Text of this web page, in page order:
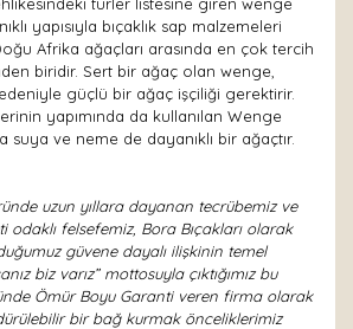
yapısıyla bıçaklık sap malzemeleri
Afrika ağaçları arasında en çok tercih
biridir. Sert bir ağaç olan wenge,
güçlü bir ağaç işçiliği gerektirir.
yapımında da kullanılan Wenge
suya ve neme de dayanıklı bir ağaçtır.
uzun yıllara dayanan tecrübemiz ve
odaklı felsefemiz, Bora Bıçakları olarak
güvene dayalı ilişkinin temel
biz varız” mottosuyla çıktığımız bu
Ömür Boyu Garanti veren firma olarak
bir bağ kurmak önceliklerimiz